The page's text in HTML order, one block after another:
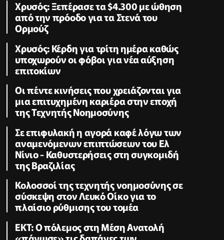
Χρυσός: Ξεπέρασε τα $4.300 με ώθηση
από την πρόοδο για τα Στενά του
Ορμούζ
Χρυσός: Κέρδη για τρίτη ημέρα καθώς
υποχωρούν οι φόβοι για νέα αύξηση
επιτοκίων
Οι πέντε κινήσεις που χρειάζονται για
μια επιτυχημένη καριέρα στην εποχή
της Τεχνητής Νοημοσύνης
Σε επιφυλακή η αγορά καφέ λόγω των
αναμενόμενων επιπτώσεων του Ελ
Νίνιο - Καθυστερήσεις στη συγκομιδή
της Βραζιλίας
Κολοσσοί της τεχνητής νοημοσύνης σε
σύσκεψη στον Λευκό Οίκο για το
πλαίσιο ρύθμισης του τομέα
ΕΚΤ: Ο πόλεμος στη Μέση Ανατολή